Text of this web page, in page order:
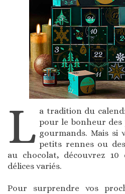
L a tradition du
pour le bonheur des
gourmands. Mais si
petits rennes ou
au chocolat, découvrez 10
délices variés.
Pour surprendre vos